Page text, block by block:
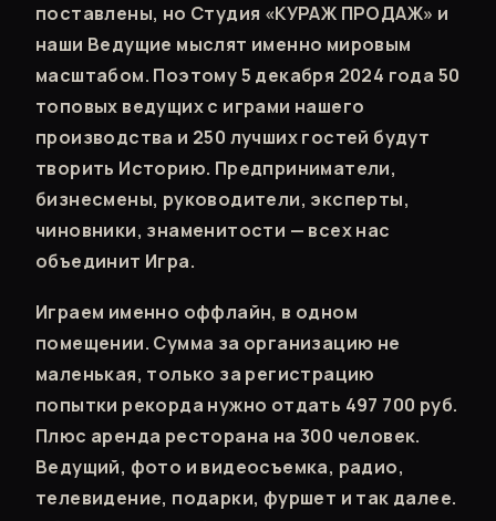
поставлены, но Студия «КУРАЖ ПРОДАЖ» и
наши Ведущие мыслят именно мировым
масштабом. Поэтому 5 декабря 2024 года 50
топовых ведущих с играми нашего
производства и 250 лучших гостей будут
творить Историю. Предприниматели,
бизнесмены, руководители, эксперты,
чиновники, знаменитости — всех нас
объединит Игра.
Играем именно оффлайн, в одном
помещении. Сумма за организацию не
маленькая, только за регистрацию
попытки рекорда нужно отдать 497 700 руб.
Плюс аренда ресторана на 300 человек.
Ведущий, фото и видеосъемка, радио,
телевидение, подарки, фуршет и так далее.